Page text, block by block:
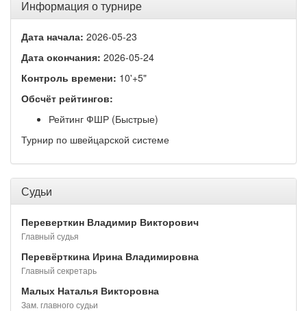
Информация о турнире
Дата начала: 2026-05-23
Дата окончания: 2026-05-24
Контроль времени: 10'+5"
Обсчёт рейтингов:
Рейтинг ФШР (Быстрые)
Турнир по швейцарской системе
Судьи
Переверткин Владимир Викторович
Главный судья
Перевёрткина Ирина Владимировна
Главный секретарь
Малых Наталья Викторовна
Зам. главного судьи